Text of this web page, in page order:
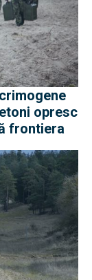
opresc
frontiera